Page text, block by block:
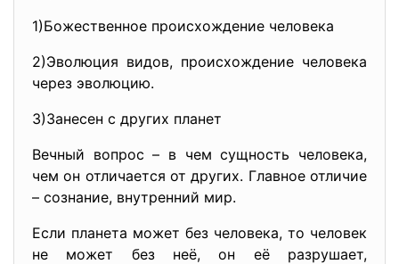
1)Божественное происхождение человека
2)Эволюция видов, происхождение человека
через эволюцию.
3)Занесен с других планет
Вечный вопрос – в чем сущность человека,
чем он отличается от других. Главное отличие
– сознание, внутренний мир.
Если планета может без человека, то человек
не может без неё, он её разрушает,